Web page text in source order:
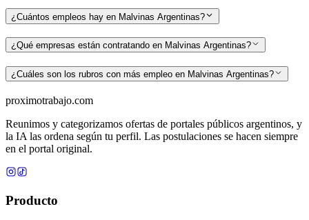
¿Cuántos empleos hay en Malvinas Argentinas?
¿Qué empresas están contratando en Malvinas Argentinas?
¿Cuáles son los rubros con más empleo en Malvinas Argentinas?
proximotrabajo.com
Reunimos y categorizamos ofertas de portales públicos argentinos, y
la IA las ordena según tu perfil. Las postulaciones se hacen siempre
en el portal original.
Producto